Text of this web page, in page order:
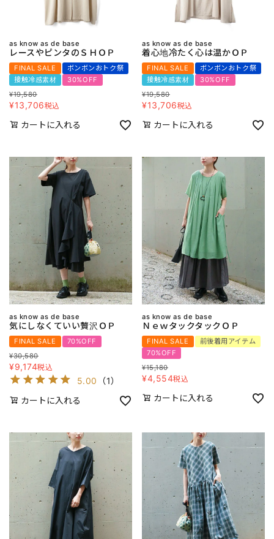
as know as de base
レースやピンタのＳＨＯＰ
FINAL SALE
ボンボンおトク祭
接触冷感素材
30%OFF
¥19,580
¥13,706税込
カートに入れる
as know as de base
着心地冷たく心は温かＯＰ
FINAL SALE
ボンボンおトク祭
接触冷感素材
30%OFF
¥19,580
¥13,706税込
カートに入れる
as know as de base
気にしなくていい贅沢ＯＰ
FINAL SALE
70%OFF
¥30,580
¥9,174税込
5.00 （1）
カートに入れる
as know as de base
ＮｅｗタックタックＯＰ
FINAL SALE
前後着用アイテム
70%OFF
¥15,180
¥4,554税込
カートに入れる